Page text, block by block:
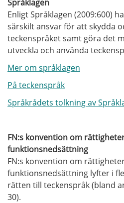
Språklagen
Enligt Språklagen (2009:600)
särskilt ansvar för att skydda
teckenspråket samt göra det
utveckla och använda
Mer om språklagen
På teckenspråk
Språkrådets tolkning av
FN:s konvention om
funktionsnedsättning
FN:s konvention om
funktionsnedsättning lyfter i
rätten till teckenspråk (bland
30).